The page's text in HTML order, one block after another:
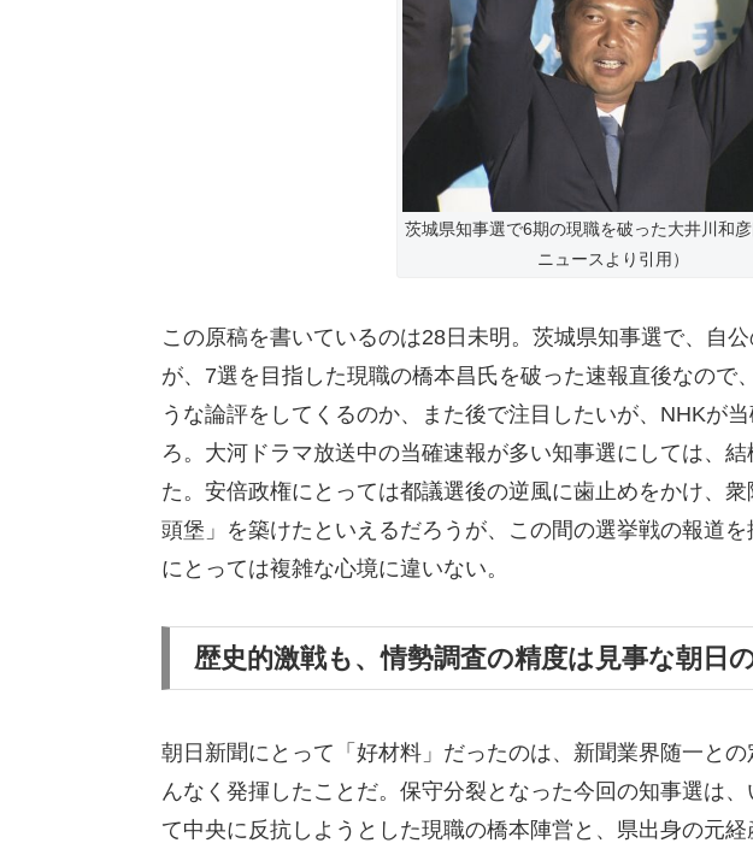
茨城県知事選で6期の現職を破った大井川和
ニュースより引用）
この原稿を書いているのは28日未明。茨城県知事選で、自
が、7選を目指した現職の橋本昌氏を破った速報直後なので
うな論評をしてくるのか、また後で注目したいが、NHKが
ろ。大河ドラマ放送中の当確速報が多い知事選にしては、
た。安倍政権にとっては都議選後の逆風に歯止めをかけ、
頭堡」を築けたといえるだろうが、この間の選挙戦の報道
にとっては複雑な心境に違いない。
歴史的激戦も、情勢調査の精度は見事な朝日
朝日新聞にとって「好材料」だったのは、新聞業界随一と
んなく発揮したことだ。保守分裂となった今回の知事選は
て中央に反抗しようとした現職の橋本陣営と、県出身の元